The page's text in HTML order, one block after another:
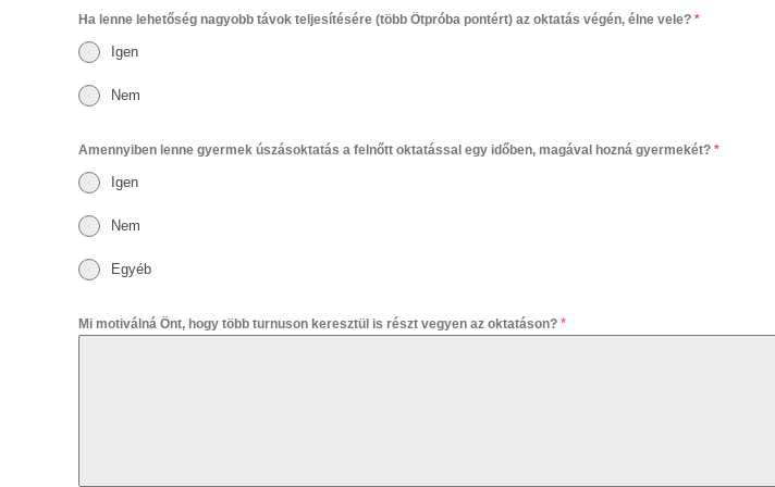
Ha lenne lehetőség nagyobb távok teljesítésére (több Ötpróba pontért) az oktatás végén, élne vele? *
Igen
Nem
Amennyiben lenne gyermek úszásoktatás a felnőtt oktatással egy időben, magával hozná gyermekét? *
Igen
Nem
Egyéb
Mi motiválná Önt, hogy több turnuson keresztül is részt vegyen az oktatáson? *